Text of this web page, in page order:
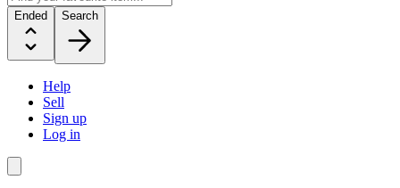
Ended Search
Help
Sell
Sign up
Log in